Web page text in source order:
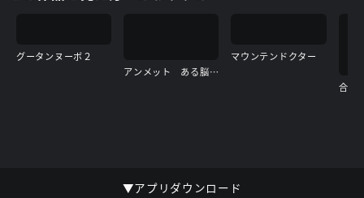
グータンヌーボ２
アンメット ある脳外科医の日記
マウンテンドクター
▼アプリダウンロード